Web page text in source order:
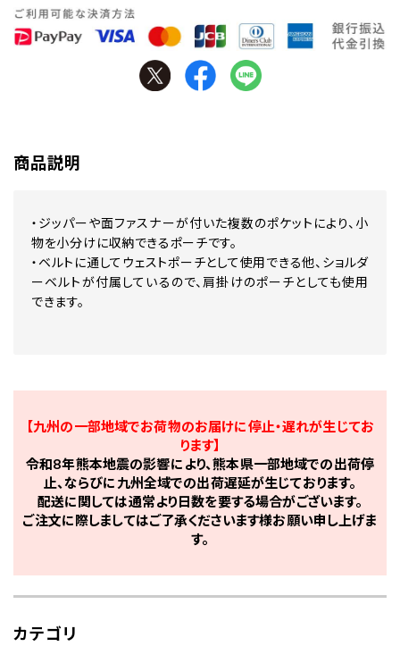
商品説明
・ジッパーや面ファスナーが付いた複数のポケットにより、小
物を小分けに収納できるポーチです。
・ベルトに通してウェストポーチとして使用できる他、ショルダ
ーベルトが付属しているので、肩掛けのポーチとしても使用
できます。
【九州の一部地域でお荷物のお届けに停止・遅れが生じてお
ります】
令和8年熊本地震の影響により、熊本県一部地域での出荷停
止、ならびに九州全域での出荷遅延が生じております。
配送に関しては通常より日数を要する場合がございます。
ご注文に際しましてはご了承くださいます様お願い申し上げま
す。
カテゴリ